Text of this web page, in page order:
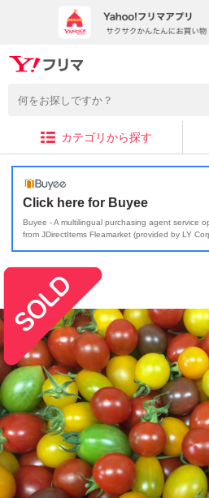
カテゴリから探す
Click here for Buyee
Buyee - A multilingual purchasing agent service
from JDirectItems Fleamarket (provided by LY